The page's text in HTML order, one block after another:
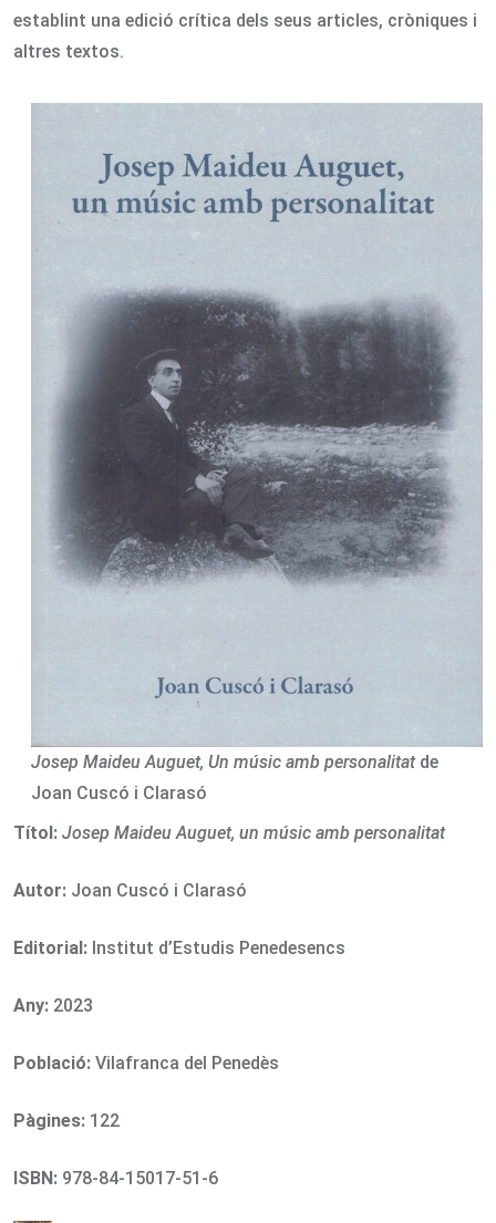
establint una edició crítica dels seus articles, cròniques i
altres textos.
Josep Maideu Auguet, Un músic amb personalitatde
Joan Cuscó i Clarasó
Títol: Josep Maideu Auguet, un músic amb personalitat
Autor: Joan Cuscó i Clarasó
Editorial: Institut d’Estudis Penedesencs
Any: 2023
Població: Vilafranca del Penedès
Pàgines: 122
ISBN: 978-84-15017-51-6